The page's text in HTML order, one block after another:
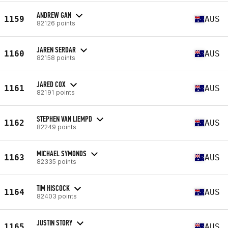
1159 ANDREW GAN
82126 points AUS
1160 JAREN SERDAR
82158 points AUS
1161 JARED COX
82191 points AUS
1162 STEPHEN VAN LIEMPD
82249 points AUS
1163 MICHAEL SYMONDS
82335 points AUS
1164 TIM HISCOCK
82403 points AUS
JUSTIN STORY